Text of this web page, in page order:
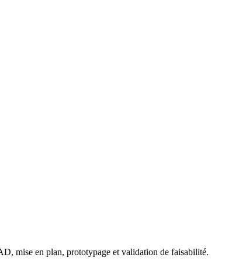
mise en plan, prototypage et validation de faisabilité.